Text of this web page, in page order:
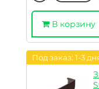
В корзину
Под заказ: 1-3